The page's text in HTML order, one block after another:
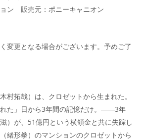
ン 販売元：ポニーキャニオン
変更となる場合がございます。予めご了
村拓哉）は、クロゼットから生まれた。
た」日から3年間の記憶だけ。――3年
）が、51億円という横領金と共に失踪し
緒形拳）のマンションのクロゼットから